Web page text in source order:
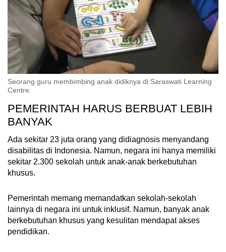
Seorang guru membimbing anak didiknya di Saraswati Learning
Centre.
PEMERINTAH HARUS BERBUAT LEBIH
BANYAK
Ada sekitar 23 juta orang yang didiagnosis menyandang
disabilitas di Indonesia. Namun, negara ini hanya memiliki
sekitar 2.300 sekolah untuk anak-anak berkebutuhan
khusus.
Pemerintah memang memandatkan sekolah-sekolah
lainnya di negara ini untuk inklusif. Namun, banyak anak
berkebutuhan khusus yang kesulitan mendapat akses
pendidikan.